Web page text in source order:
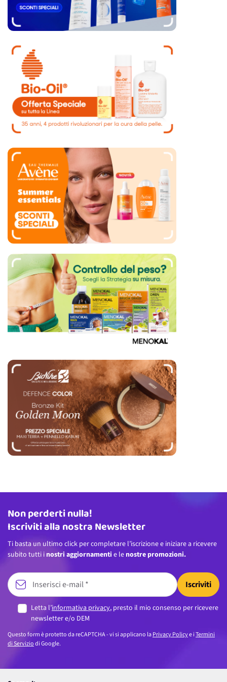
Indirizzo email
Non perderti nulla!
Iscriviti alla nostra Newsletter
Ti basta un ultimo click per completare l’iscrizione e iniziare a ricevere
subito tutti i nostri aggiornamenti e le nostre promozioni.
Iscriviti
Letta l’informativa privacy, presto il mio consenso per ricevere
newsletter e/o DEM
Questo form è protetto da reCAPTCHA - vi si applicano laPrivacy Policye iTermini
di Serviziodi Google.